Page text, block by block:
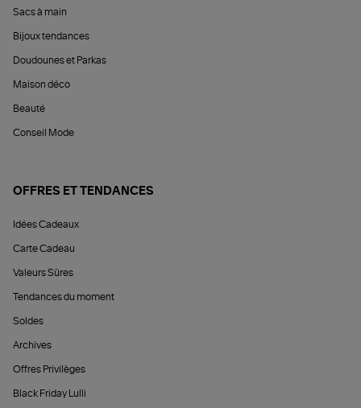
Sacs à main
Bijoux tendances
Doudounes et Parkas
Maison déco
Beauté
Conseil Mode
OFFRES ET TENDANCES
Idées Cadeaux
Carte Cadeau
Valeurs Sûres
Tendances du moment
Soldes
Archives
Offres Privilèges
Black Friday Lulli